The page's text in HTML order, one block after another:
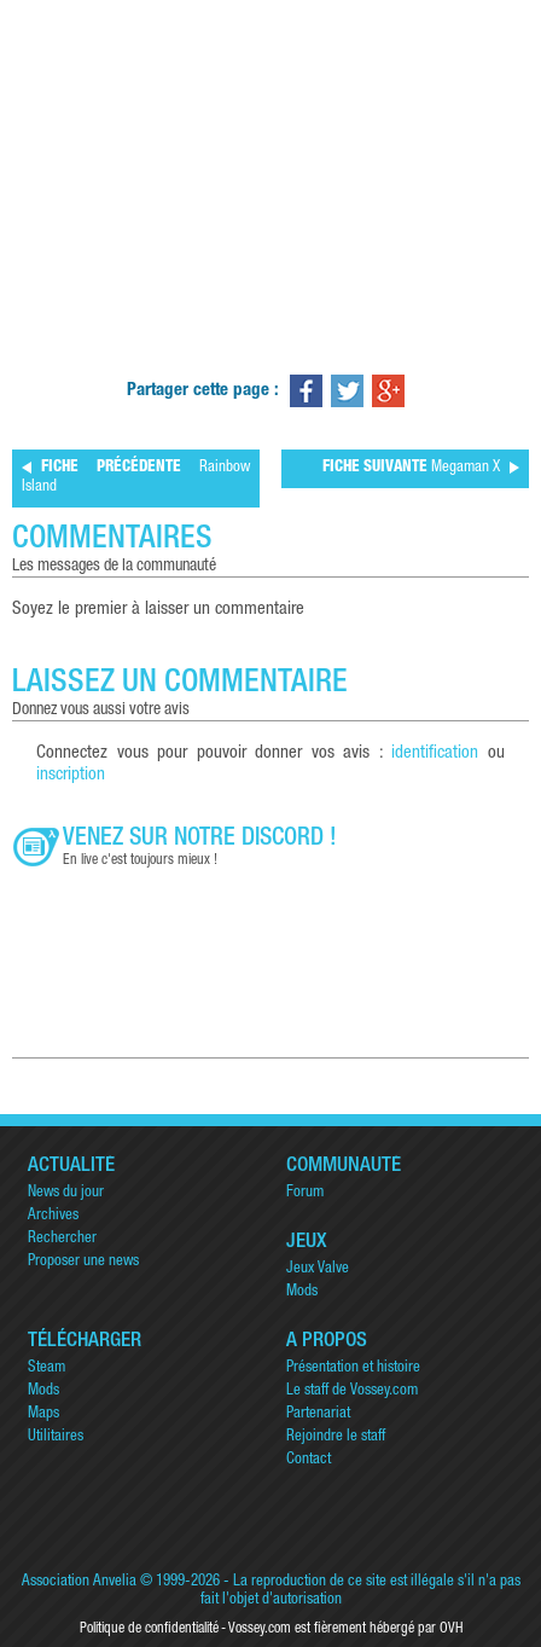
Partager cette page :
FICHE PRÉCÉDENTE Rainbow
Island
FICHE SUIVANTE Megaman X
COMMENTAIRES
les messages de la communauté
Soyez le premier à laisser un commentaire
LAISSEZ UN COMMENTAIRE
donnez vous aussi votre avis
Connectez vous pour pouvoir donner vos avis : identification ou
inscription
VENEZ SUR NOTRE DISCORD !
En live c'est toujours mieux !
ACTUALITÉ
News du jour
Archives
Rechercher
Proposer une news
COMMUNAUTÉ
Forum
JEUX
Jeux Valve
Mods
TÉLÉCHARGER
Steam
Mods
Maps
Utilitaires
A PROPOS
Présentation et histoire
Le staff de Vossey.com
Partenariat
Rejoindre le staff
Contact
Association Anvelia© 1999-2026 - La reproduction de ce site est illégale s'il n'a pas
fait l'objet d'autorisation
Politique de confidentialité Vossey.com est fièrement hébergé par OVH